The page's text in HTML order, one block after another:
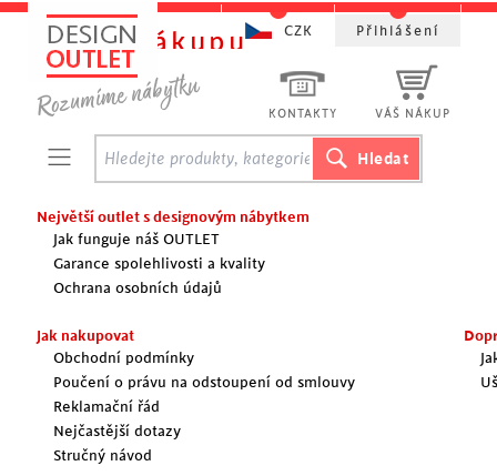
Vše o nákupu
Největší outlet s designovým nábytkem
Jak funguje náš OUTLET
Garance spolehlivosti a kvality
Ochrana osobních údajů
Jak nakupovat
Obchodní podmínky
Poučení o právu na odstoupení od smlouvy
Reklamační řád
Nejčastější dotazy
Stručný návod
KONTAKTY VÁŠ NÁKUP
CZK Přihlášení